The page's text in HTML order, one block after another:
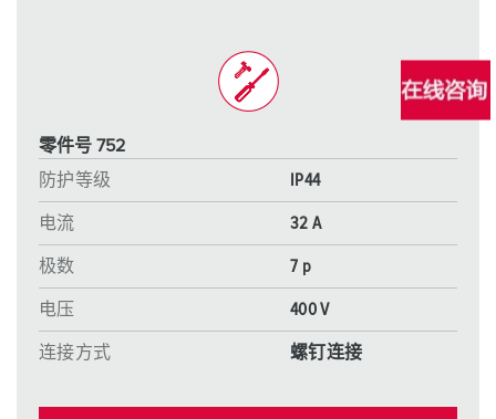
零件号 752
防护等级
IP44
电流 32 A
极数 7 p
电压 400 V
连接方式 螺钉连接